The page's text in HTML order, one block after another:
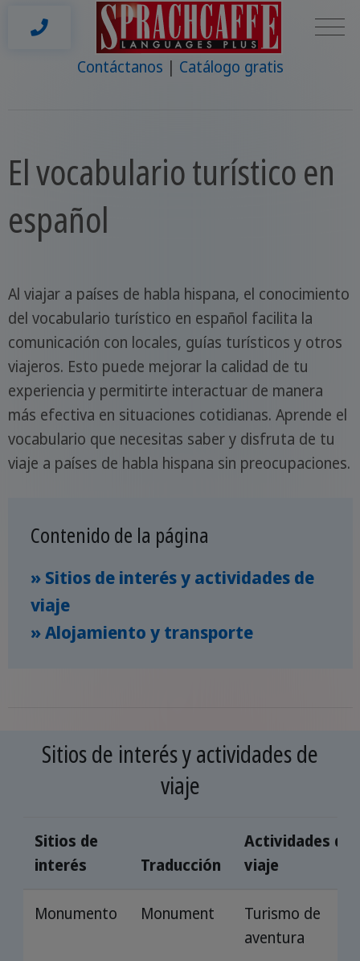
Contáctanos Catálogo gratis
El vocabulario turístico en
español
Al viajar a países de habla hispana, el conocimiento
del vocabulario turístico en español facilita la
comunicación con locales, guías turísticos y otros
viajeros. Esto puede mejorar la calidad de tu
experiencia y permitirte interactuar de manera
más efectiva en situaciones cotidianas. Aprende el
vocabulario que necesitas saber y disfruta de tu
viaje a países de habla hispana sin preocupaciones.
Contenido de la página
» Sitios de interés y actividades de
viaje
» Alojamiento y transporte
Sitios de interés y actividades de
viaje
Sitios de
interés
Traducción
Actividades de
viaje
Monumento Monument
Turismo de
aventura